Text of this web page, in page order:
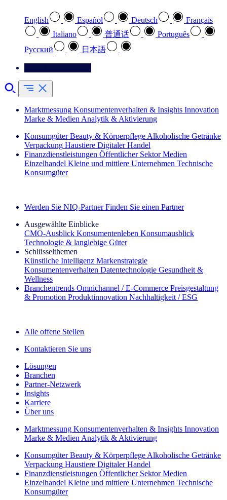
English Español Deutsch
Français
Italiano
普通话
Português
Pусский
日本語
Marktmessung Konsumentenverhalten & Insights Innovation
Marke & Medien Analytik & Aktivierung
Konsumgüter Beauty & Körperpflege Alkoholische Getränke
Verpackung Haustiere Digitaler Handel
Finanzdienstleistungen Öffentlicher Sektor Medien
Einzelhandel Kleine und mittlere Unternehmen Technische
Konsumgüter
Werden Sie NIQ-Partner Finden Sie einen Partner
Ausgewählte Einblicke
CMO‑Ausblick Konsumentenleben Konsumausblick
Technologie & langlebige Güter
Schlüsselthemen
Künstliche Intelligenz Markenstrategie
Konsumentenverhalten Datentechnologie Gesundheit &
Wellness
Branchentrends Omnichannel / E‑Commerce Preisgestaltung
& Promotion Produktinnovation Nachhaltigkeit / ESG
Alle offene Stellen
Kontaktieren Sie uns
Lösungen
Branchen
Partner-Netzwerk
Insights
Karriere
Über uns
Marktmessung Konsumentenverhalten & Insights Innovation
Marke & Medien Analytik & Aktivierung
Konsumgüter Beauty & Körperpflege Alkoholische Getränke
Verpackung Haustiere Digitaler Handel
Finanzdienstleistungen Öffentlicher Sektor Medien
Einzelhandel Kleine und mittlere Unternehmen Technische
Konsumgüter